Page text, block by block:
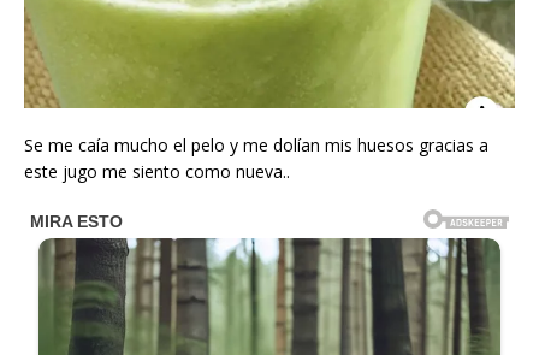
Se me caía mucho el pelo y me dolían mis huesos gracias a
este jugo me siento como nueva..